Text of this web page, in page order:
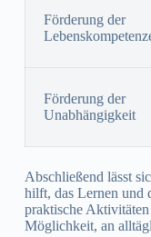
Förderung der
Förderung der
Unabhängigkeit
Abschließend lässt
hilft, das Lernen und
praktische
Möglichkeit, an